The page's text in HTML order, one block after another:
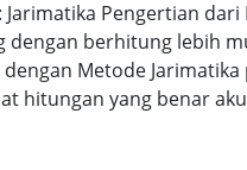
: Jarimatika Pengertian
dengan berhitung lebih
Metode
hitungan yang benar